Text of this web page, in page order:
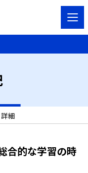
詳細
合的な学習の時